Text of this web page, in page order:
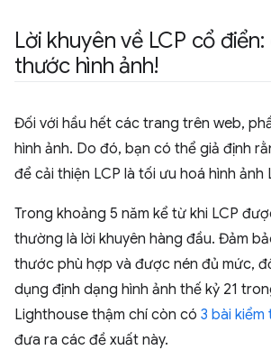
Lời khuyên về LCP cổ
thước hình ảnh!
Đối với hầu hết các trang trên web,
hình ảnh. Do đó, bạn có thể giả định
để cải thiện LCP là tối ưu hoá hình ảnh
Trong khoảng 5 năm kể từ khi LCP
thường là lời khuyên hàng đầu. Đảm
thước phù hợp và được nén đủ mức,
dụng định dạng hình ảnh thế kỷ 21
Lighthouse thậm chí còn có 3 bài kiểm
đưa ra các đề xuất này.